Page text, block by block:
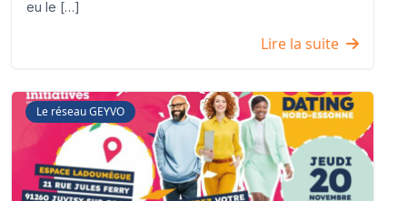
eu le […]
Lire la suite
Le réseau GEYVO